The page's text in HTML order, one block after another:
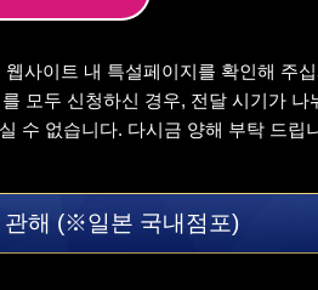
사이트 내 특설페이지를 확인해 주
모두 신청하신 경우, 전달 시기가
수 없습니다. 다시금 양해 부탁 드립
관해 (※일본 국내점포)